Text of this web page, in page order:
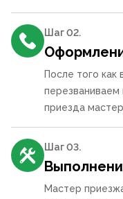
Шаг 02.
После того
приезда
Шаг 03.
Мастер